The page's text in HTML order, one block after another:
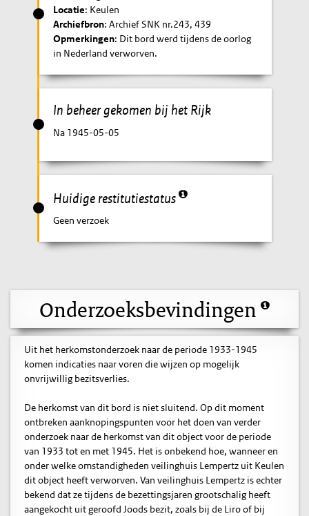
Locatie: Keulen
Archiefbron: Archief SNK nr.243, 439
Opmerkingen: Dit bord werd tijdens de oorlog
in Nederland verworven.
In beheer gekomen bij het Rijk
Na 1945-05-05
Huidige restitutiestatus
Geen verzoek
Onderzoeksbevindingen
Uit het herkomstonderzoek naar de periode 1933-1945
komen indicaties naar voren die wijzen op mogelijk
onvrijwillig bezitsverlies.
De herkomst van dit bord is niet sluitend. Op dit moment
ontbreken aanknopingspunten voor het doen van verder
onderzoek naar de herkomst van dit object voor de periode
van 1933 tot en met 1945. Het is onbekend hoe, wanneer en
onder welke omstandigheden veilinghuis Lempertz uit Keulen
dit object heeft verworven. Van veilinghuis Lempertz is echter
bekend dat ze tijdens de bezettingsjaren grootschalig heeft
aangekocht uit geroofd Joods bezit, zoals bij de Liro of bij